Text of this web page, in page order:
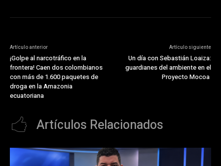
Artículo anterior
¡Golpe al narcotráfico en la
frontera! Caen dos colombianos
con más de 1.600 paquetes de
droga en la Amazonia
ecuatoriana
Artículo siguiente
Un día con Sebastián Loaiza:
guardianes del ambiente en el
Proyecto Mocoa
Artículos Relacionados